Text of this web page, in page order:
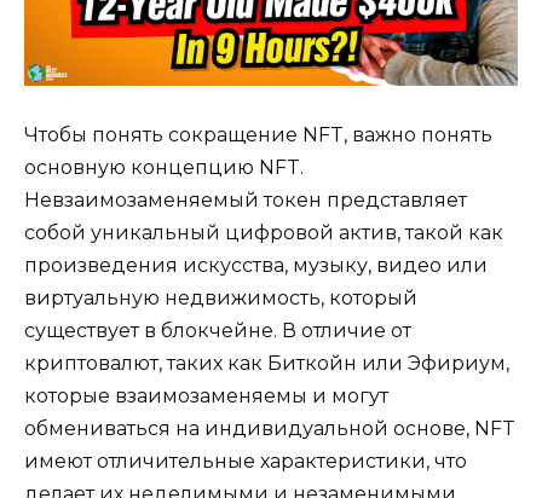
Чтобы понять сокращение NFT, важно понять
основную концепцию NFT.
Невзаимозаменяемый токен представляет
собой уникальный цифровой актив, такой как
произведения искусства, музыку, видео или
виртуальную недвижимость, который
существует в блокчейне. В отличие от
криптовалют, таких как Биткойн или Эфириум,
которые взаимозаменяемы и могут
обмениваться на индивидуальной основе, NFT
имеют отличительные характеристики, что